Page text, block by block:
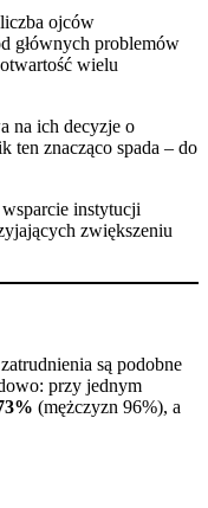
ojców
głównych problemów
wielu
na ich decyzje o
ten znacząco spada – do
instytucji
zwiększeniu
są podobne
przy jednym
(mężczyzn 96%), a